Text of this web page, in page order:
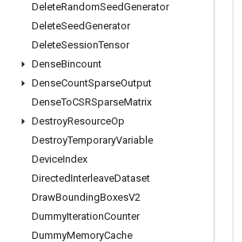
DeleteRandomSeedGenerator
DeleteSeedGenerator
DeleteSessionTensor
DenseBincount
DenseCountSparseOutput
DenseToCSRSparseMatrix
DestroyResourceOp
DestroyTemporaryVariable
DeviceIndex
DirectedInterleaveDataset
DrawBoundingBoxesV2
DummyIterationCounter
DummyMemoryCache